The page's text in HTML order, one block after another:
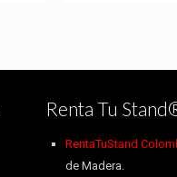
Renta Tu
RentaTuStand
de Madera.